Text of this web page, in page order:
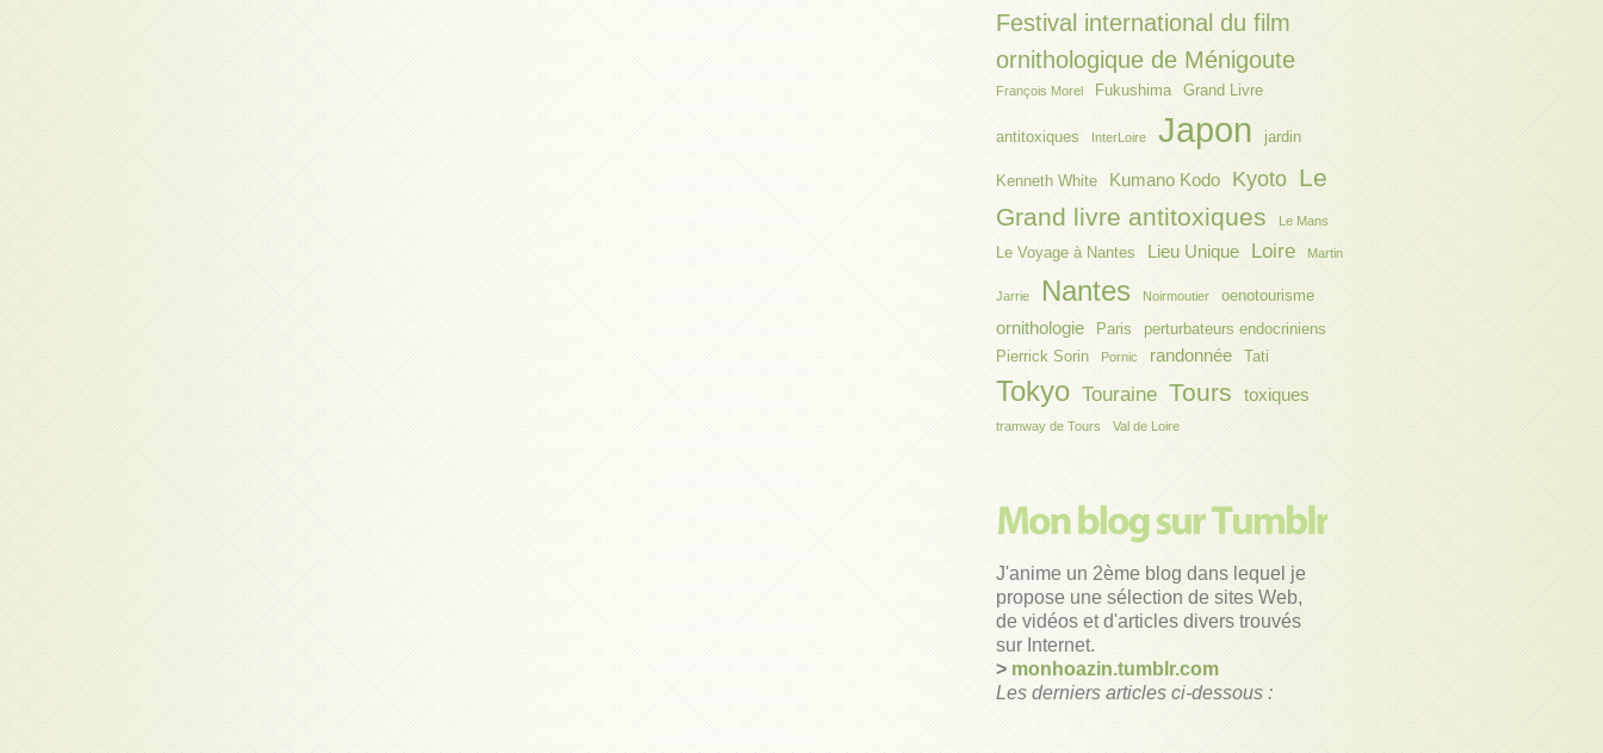
Festival international du film
ornithologique de Ménigoute
François Morel Fukushima Grand Livre
antitoxiques InterLoire Japon jardin
Kenneth White Kumano Kodo Kyoto Le
Grand livre antitoxiques
Le Mans
Le Voyage à Nantes Lieu Unique Loire Martin
Jarrie Nantes Noirmoutier oenotourisme
ornithologie Paris
perturbateurs endocriniens
Pierrick Sorin
Pornic randonnée Tati
Tokyo Touraine Tours toxiques
tramway de Tours Val de Loire
J'anime un 2ème blog dans lequel je
propose une sélection de sites Web,
de vidéos et d'articles divers trouvés
sur Internet.
> monhoazin.tumblr.com
Les derniers articles ci-dessous :